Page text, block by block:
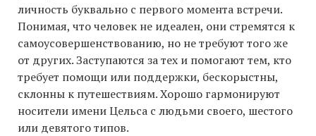
личность буквально с первого момента встречи.
Понимая, что человек не идеален, они стремятся к
самоусовершенствованию, но не требуют того же
от других. Заступаются за тех и помогают тем, кто
требует помощи или поддержки, бескорыстны,
склонны к путешествиям. Хорошо гармонируют
носители имени Цельса с людьми своего, шестого
или девятого типов.